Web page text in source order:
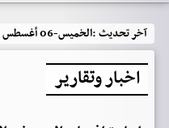
آخر تحديث :الخميس-06 أغسطس 2026-10:04ص
اخبار وتقارير